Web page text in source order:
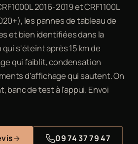
2016-2019 et CRF1100L
les pannes de tableau de
et bien identifiées dans la
s'éteint après 15 km de
qui faiblit, condensation
d'affichage qui sautent. On
banc de test à l'appui. Envoi
09 74 37 79 47